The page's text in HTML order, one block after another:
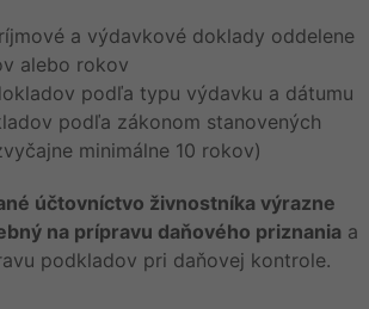
a výdavkové doklady oddelene
alebo rokov
podľa typu výdavku a dátumu
podľa zákonom stanovených
minimálne 10 rokov)
účtovníctvo živnostníka výrazne
na prípravu daňového priznania a
podkladov pri daňovej kontrole.